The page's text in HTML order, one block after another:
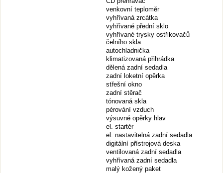
venkovní teploměr
vyhřívaná zrcátka
vyhřívané přední sklo
vyhřívané trysky ostřikovačů
čelního skla
autochladnička
klimatizovaná přihrádka
dělená zadní sedadla
zadní loketní opěrka
střešní okno
zadní stěrač
tónovaná skla
pérování vzduch
výsuvné opěrky hlav
el. startér
el. nastavitelná zadní sedadla
digitální přístrojová deska
ventilovaná zadní sedadla
vyhřívaná zadní sedadla
malý kožený paket